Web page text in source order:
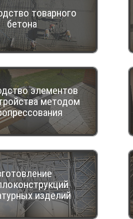
товарного
бетона
элементов
методом
изделий